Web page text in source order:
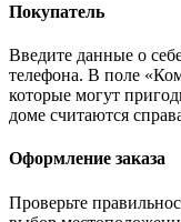
Покупатель
Введите данные о
телефона. В поле
которые могут
доме считаются
Оформление заказа
Проверьте